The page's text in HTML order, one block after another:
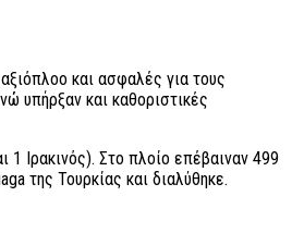
και ασφαλές για τους
υπήρξαν και καθοριστικές
Ιρακινός). Στο πλοίο επέβαιναν 499
της Τουρκίας και διαλύθηκε.